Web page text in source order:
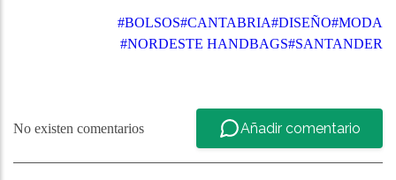
#BOLSOS#CANTABRIA#DISEÑO#MODA
#NORDESTE HANDBAGS#SANTANDER
No existen comentarios Añadir comentario